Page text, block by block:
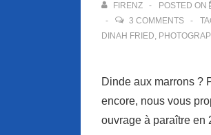
FIRENZ POSTED ON
3 COMMENTS
DINAH FRIED,
Dinde aux marrons ?
encore, nous vous
ouvrage à paraître en